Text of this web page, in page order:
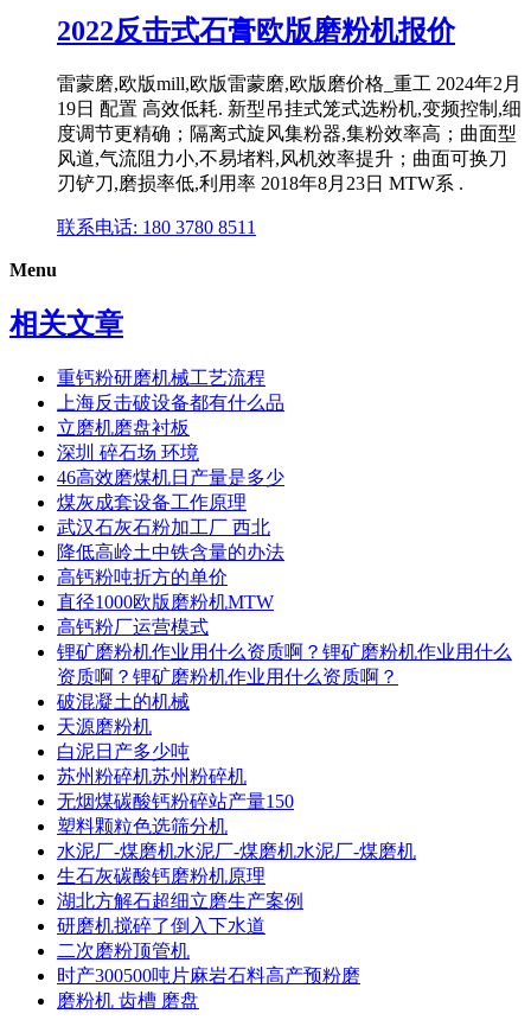
2022反击式石膏欧版磨粉机报价
雷蒙磨,欧版mill,欧版雷蒙磨,欧版磨价格_重工 2024年2月
19日 配置 高效低耗. 新型吊挂式笼式选粉机,变频控制,细
度调节更精确；隔离式旋风集粉器,集粉效率高；曲面型
风道,气流阻力小,不易堵料,风机效率提升；曲面可换刀
刃铲刀,磨损率低,利用率 2018年8月23日 MTW系 .
联系电话: 180 3780 8511
Menu
相关文章
重钙粉研磨机械工艺流程
上海反击破设备都有什么品
立磨机磨盘衬板
深圳 碎石场 环境
46高效磨煤机日产量是多少
煤灰成套设备工作原理
武汉石灰石粉加工厂 西北
降低高岭土中铁含量的办法
高钙粉吨折方的单价
直径1000欧版磨粉机MTW
高钙粉厂运营模式
锂矿磨粉机作业用什么资质啊？锂矿磨粉机作业用什么
资质啊？锂矿磨粉机作业用什么资质啊？
破混凝土的机械
天源磨粉机
白泥日产多少吨
苏州粉碎机苏州粉碎机
无烟煤碳酸钙粉碎站产量150
塑料颗粒色选筛分机
水泥厂-煤磨机水泥厂-煤磨机水泥厂-煤磨机
生石灰碳酸钙磨粉机原理
湖北方解石超细立磨生产案例
研磨机搅碎了倒入下水道
二次磨粉顶管机
时产300500吨片麻岩石料高产预粉磨
磨粉机 齿槽 磨盘